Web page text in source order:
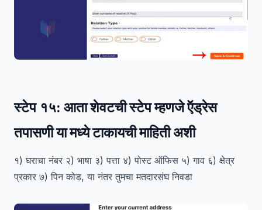
स्टेप १५: आता शेवटची स्टेप म्हणजे ऍड्रेस
तपासणी या मध्ये टाकायची माहिती अशी
१) घराचा नंबर २) भाषा ३) पत्ता ४) पोस्ट ऑफिस ५) गाव ६) क्षेत्र
प्रकार ७) पिन कोड, या नंतर तुमचा मतदारसंघ निवडा